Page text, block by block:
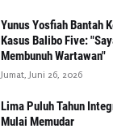
Yunus Yosfiah Bantah
Kasus Balibo Five:
Membunuh Wartawan"
Jumat, Juni 26, 2026
Lima Puluh Tahun
Mulai Memudar